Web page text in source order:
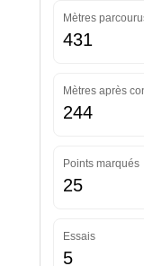
Mètres
431
Mètres après
244
Points marqués
25
Essais
5